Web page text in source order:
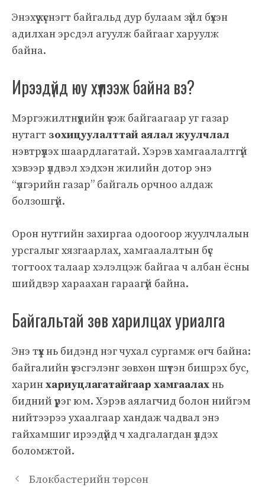
Энэхүү хүснэгт байгальд дур булаам зүйл бүхэн
адилхан эрсдэл агуулж байгааг харуулж
байна.
Ирээдүйд юу хүлээж байна вэ?
Мэргэжилтнүүдийн үзэж байгаагаар уг газар
нутагт зохицуулалттай аялал жуулчлал
нэвтрүүлэх шаардлагатай. Хэрэв хамгаалалтгүй
хэвээр үлдвэл хэдхэн жилийн дотор энэ
“үлгэрийн газар” байгаль орчноо алдаж
болзошгүй.
Орон нутгийн захиргаа одоогоор жуулчлалын
урсгалыг хязгаарлах, хамгаалалтын бүс
тогтоох талаар хэлэлцэж байгаа ч албан ёсны
шийдвэр хараахан гараагүй байна.
Байгальтай зөв харилцах уриалга
Энэ түүх нь бидэнд нэг чухал сургамж өгч байна:
байгалийн үзэсгэлэнг зөвхөн шүтэн бишрэх бус,
харинхариуцлагатайгаар хамгаалахнь
бидний үүрэг юм. Хэрэв аялагчид болон нийгэм
нийтээрээ ухаалгаар хандаж чадвал энэ
гайхамшиг ирээдүйд ч хадгалагдан үлдэх
боломжтой.
Блокбастерийн төрсөн